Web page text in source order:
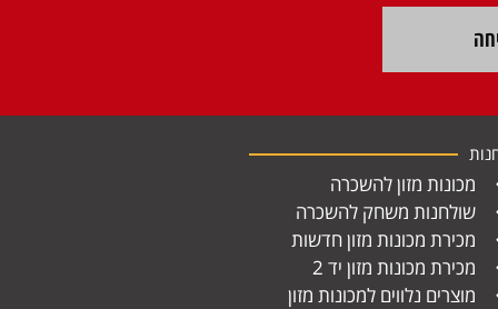
מכונות מזון להשכרה
שולחנות משחק להשכרה
מכירת מכונות מזון חדשות
מכירת מכונות מזון יד 2
מוצרים נלווים למכונות מזון